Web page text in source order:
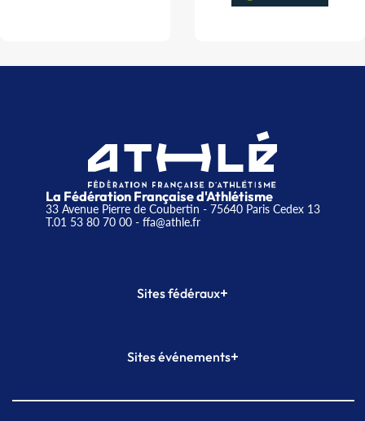
La Fédération Française d'Athlétisme
33 Avenue Pierre de Coubertin - 75640 Paris Cedex 13
T.01 53 80 70 00- ffa@athle.fr
Sites fédéraux+
Plateforme Formation
Sites événements+
Meeting de Paris indoor